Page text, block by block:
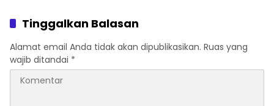
Tinggalkan Balasan
Alamat email Anda tidak akan dipublikasikan. Ruas yang
wajib ditandai *